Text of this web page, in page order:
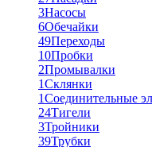
3Насосы
6Обечайки
49Переходы
10Пробки
2Промывалки
1Склянки
1Соединительные
24Тигели
3Тройники
39Трубки